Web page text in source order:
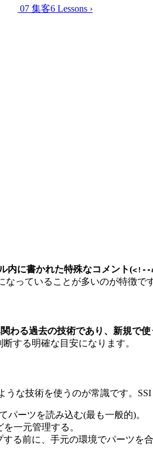
07 集客6 Lessons ›
内に書かれた特殊なコメント(<!--
っていることが多いのが特徴です
わる過去の技術であり、新規で使
する明確な目安になります。
な技術を使うのが常識です。
パーツを読み込む(最も一般的)。
一元管理する。
する前に、手元の環境でパーツを